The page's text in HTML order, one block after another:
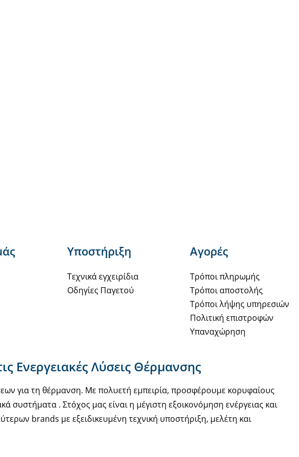
Υποστήριξη
Τεχνικά εγχειρίδια
Οδηγίες Παγετού
Αγορές
Τρόποι πληρωμής
Τρόποι αποστολής
Τρόποι λήψης υπηρεσιών
Πολιτική επιστροφών
Υπαναχώρηση
Ενεργειακές Λύσεις Θέρμανσης
για τη θέρμανση. Με πολυετή εμπειρία, προσφέρουμε κορυφαίους
συστήματα . Στόχος μας είναι η μέγιστη εξοικονόμηση ενέργειας και
brands με εξειδικευμένη τεχνική υποστήριξη, μελέτη και